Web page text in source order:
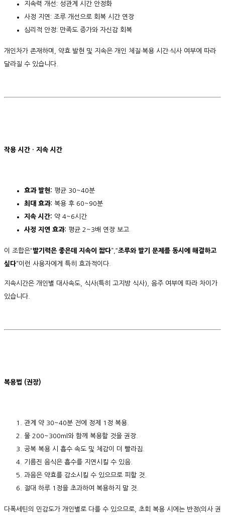
지속력 개선: 성관계 시간 안정화
사정 지연: 조루 개선으로 회복 시간 연장
심리적 안정: 만족도 증가와 자신감 회복
개인차가 존재하며, 약효 발현 및 지속은 개인 체질·복용 시간·식사 여부에 따라
달라질 수 있습니다.
작용 시간 · 지속 시간
효과 발현: 평균 30~40분
최대 효과: 복용 후 60~90분
지속 시간: 약 4~6시간
사정 지연 효과: 평균 2~3배 연장 보고
이 조합은“발기력은 좋은데 지속이 짧다”,“조루와 발기 문제를 동시에 해결하고
싶다”이런 사용자에게 특히 효과적이다.
지속시간은 개인별 대사속도, 식사(특히 고지방 식사), 음주 여부에 따라 차이가
있습니다.
복용법 (권장)
관계 약 30~40분 전에 정제 1정 복용.
물 200~300ml와 함께 복용할 것을 권장.
공복 복용 시 흡수 속도 및 체감이 더 빨라짐.
기름진 음식은 흡수를 지연시킬 수 있음.
과음은 약효를 감소시킬 수 있으므로 피할 것.
절대 하루 1정을 초과하여 복용하지 말 것.
다폭세틴의 민감도가 개인별로 다를 수 있으므로, 초회 복용 시에는 반정(의사 권